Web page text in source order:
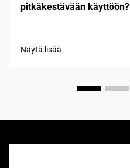
pitkäkestävään käyttöön?
Näytä lisää